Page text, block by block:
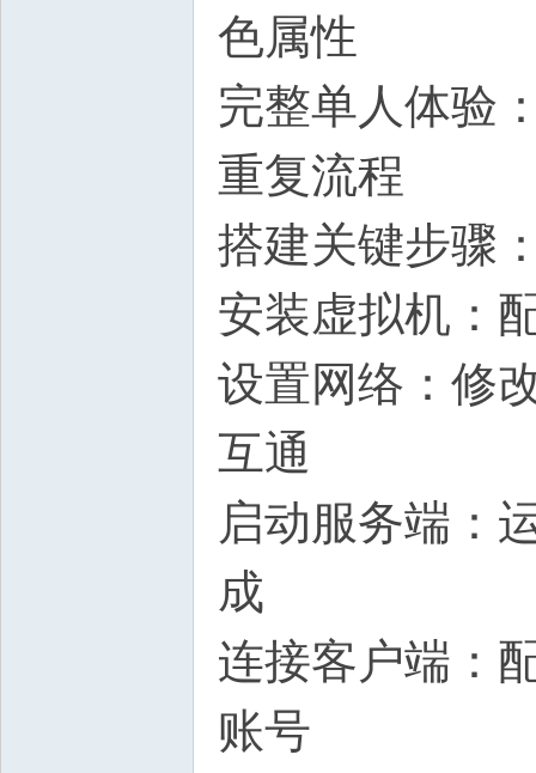
色属性
完整单人体验
重复流程
搭建关键步骤
安装虚拟机：
设置网络：修
互通
启动服务端：
成
连接客户端：
账号